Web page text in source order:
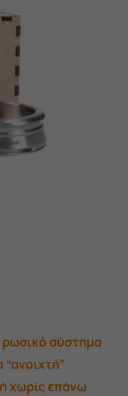
€.
ρωσικό σύστημα
χωρίς επάνω